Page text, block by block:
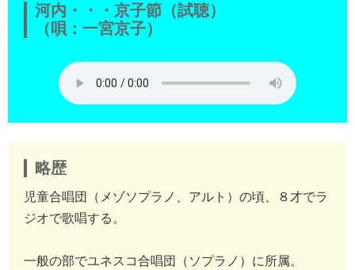
河内・・・京子節（試聴）
（唄：一宮京子）
略歴
児童合唱団（メゾソプラノ、アルト）の頃、８才でラ
ジオで歌唱する。
一般の部でユネスコ合唱団（ソプラノ）に所属。